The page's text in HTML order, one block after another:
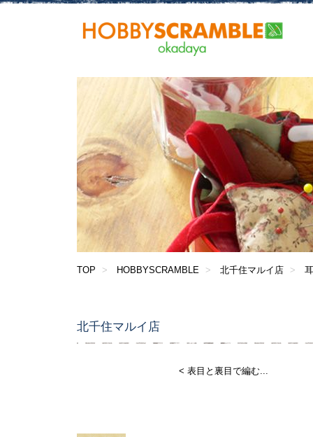
TOP HOBBYSCRAMBLE 北千住マルイ店
北千住マルイ店
< 表目と裏目で編む...